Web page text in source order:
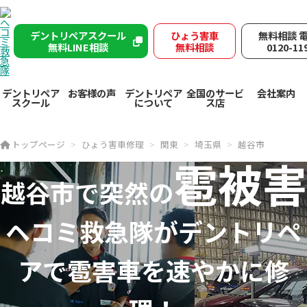
デントリペアスクール
無料LINE相談
ひょう害車
無料相談
無料相談
0120-
デントリペア
スクール
お客様の声 デントリペア
について
全国のサービ
ス店
会社案内
トップページ ひょう害車修理 関東 埼玉県 越谷市
越谷市で突然の雹被害
ヘコミ救急隊がデントリペ
アで雹害車を速やかに修